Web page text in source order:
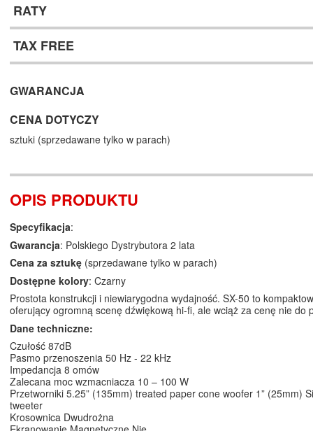
RATY
TAX FREE
GWARANCJA
CENA DOTYCZY
sztuki (sprzedawane tylko w parach)
OPIS PRODUKTU
Specyfikacja:
Gwarancja: Polskiego Dystrybutora 2 lata
Cena za sztukę (sprzedawane tylko w parach)
Dostępne kolory: Czarny
Prostota konstrukcji i niewiarygodna wydajność. SX-50 to
oferujący ogromną scenę dźwiękową hi-fi, ale wciąż za cenę nie do
Dane techniczne:
Czułość 87dB
Pasmo przenoszenia 50 Hz - 22 kHz
Impedancja 8 omów
Zalecana moc wzmacniacza 10 – 100 W
Przetworniki 5.25” (135mm) treated paper cone woofer 1” (25mm)
tweeter
Krosownica Dwudrożna